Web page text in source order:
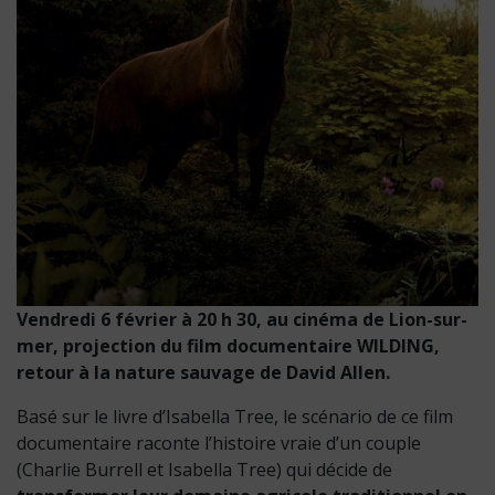
Vendredi 6 février à 20 h 30, au cinéma de Lion-sur-
mer, projection du film documentaire WILDING,
retour à la nature sauvage de David Allen.
Basé sur le livre d’Isabella Tree, le scénario de ce film
documentaire raconte l’histoire vraie d’un couple
(Charlie Burrell et Isabella Tree) qui décide de